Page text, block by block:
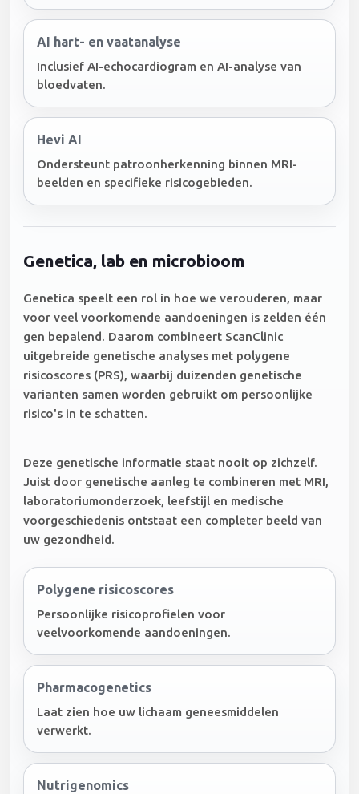
AI hart- en vaatanalyse
Inclusief AI-echocardiogram en AI-analyse van
bloedvaten.
Hevi AI
Ondersteunt patroonherkenning binnen MRI-
beelden en specifieke risicogebieden.
Genetica, lab en microbioom
Genetica speelt een rol in hoe we verouderen, maar
voor veel voorkomende aandoeningen is zelden één
gen bepalend. Daarom combineert ScanClinic
uitgebreide genetische analyses met polygene
risicoscores (PRS), waarbij duizenden genetische
varianten samen worden gebruikt om persoonlijke
risico's in te schatten.
Deze genetische informatie staat nooit op zichzelf.
Juist door genetische aanleg te combineren met MRI,
laboratoriumonderzoek, leefstijl en medische
voorgeschiedenis ontstaat een completer beeld van
uw gezondheid.
Polygene risicoscores
Persoonlijke risicoprofielen voor
veelvoorkomende aandoeningen.
Pharmacogenetics
Laat zien hoe uw lichaam geneesmiddelen
verwerkt.
Nutrigenomics